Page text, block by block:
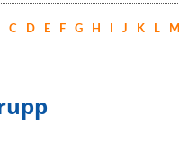
C D E F G H J K L M